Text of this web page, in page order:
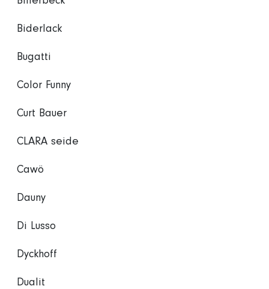
Biderlack
Bugatti
Color Funny
Curt Bauer
CLARA seide
Cawö
Dauny
Di Lusso
Dyckhoff
Dualit